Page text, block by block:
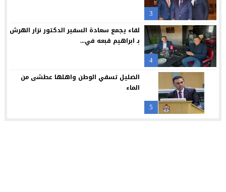
3
4
لقاء يجمع سعادة السفير الدكتور نزار الهرش
بـ ابراهيم قبعه في...
5
الضليل تسقي الوطن واهلها عطشى من
الماء